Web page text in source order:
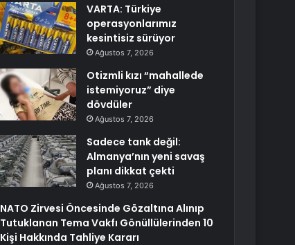
VARTA: Türkiye
operasyonlarımız
kesintisiz sürüyor
Ağustos 7, 2026
Otizmli kızı “mahallede
istemiyoruz” diye
dövdüler
Ağustos 7, 2026
Sadece tank değil:
Almanya’nın yeni savaş
planı dikkat çekti
Ağustos 7, 2026
NATO Zirvesi Öncesinde Gözaltına Alınıp
Tutuklanan Tema Vakfı Gönüllülerinden 10
Kişi Hakkında Tahliye Kararı